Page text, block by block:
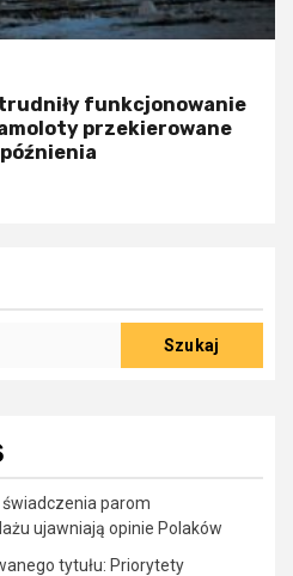
funkcjonowanie
przekierowane
Szukaj
świadczenia parom
ujawniają opinie Polaków
tytułu: Priorytety